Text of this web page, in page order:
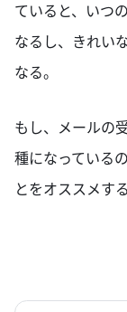
ていると、いつ
なるし、きれい
なる。
もし、メールの
種になっている
とをオススメする